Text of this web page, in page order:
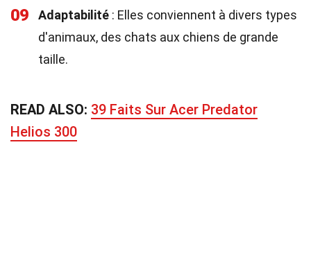
09 Adaptabilité : Elles conviennent à divers types
d'animaux, des chats aux chiens de grande
taille.
READ ALSO: 39 Faits Sur Acer Predator
Helios 300